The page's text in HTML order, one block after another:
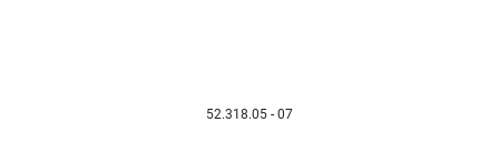
52.318.05 - 07